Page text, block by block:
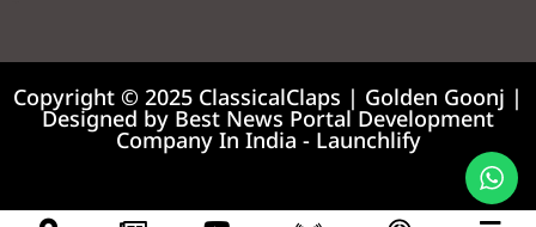
Copyright © 2025 ClassicalClaps | Golden Goonj |
Designed by Best News Portal Development
Company In India - Launchlify